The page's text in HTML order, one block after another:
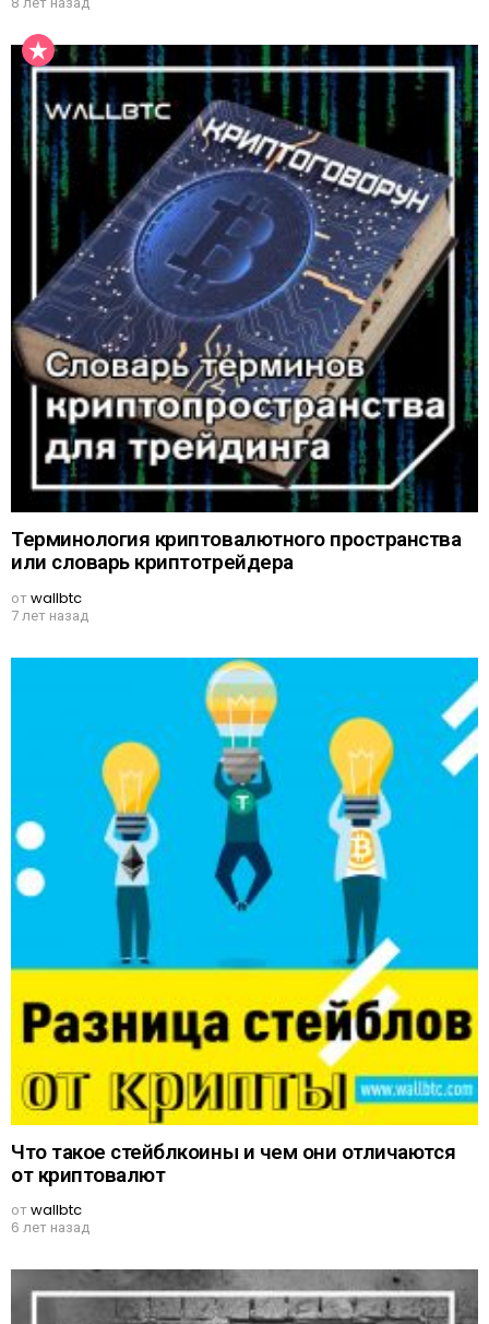
Терминология криптовалютного пространства
или словарь криптотрейдера
отwallbtc
7 лет назад
Что такое стейблкоины и чем они отличаются
от криптовалют
отwallbtc
6 лет назад